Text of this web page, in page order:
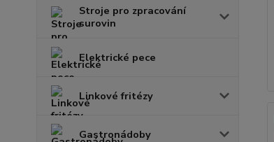
Stroje pro zpracování
surovin
Elektrické pece
Linkové fritézy
Gastronádoby